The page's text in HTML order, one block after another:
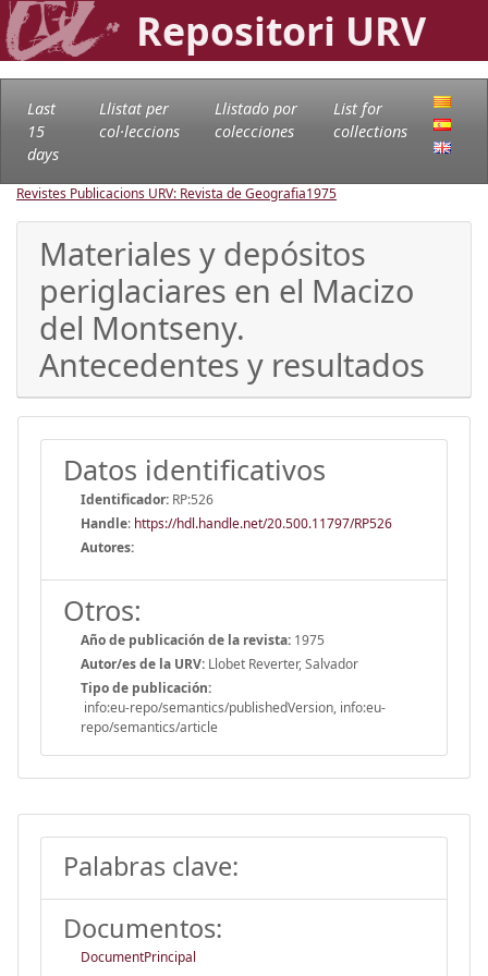
Repositori URV
Last
15
days
Llistat per
col·leccions
Llistado por
colecciones
List for
collections
Revistes Publicacions URV: Revista de Geografia1975
Materiales y depósitos
periglaciares en el Macizo
del Montseny.
Antecedentes y resultados
Datos identificativos
Identificador: RP:526
Handle: https://hdl.handle.net/20.500.11797/RP526
Autores:
Otros:
Año de publicación de la revista: 1975
Autor/es de la URV: Llobet Reverter, Salvador
Tipo de publicación:
info:eu-repo/semantics/publishedVersion, info:eu-
repo/semantics/article
Palabras clave:
Documentos:
DocumentPrincipal